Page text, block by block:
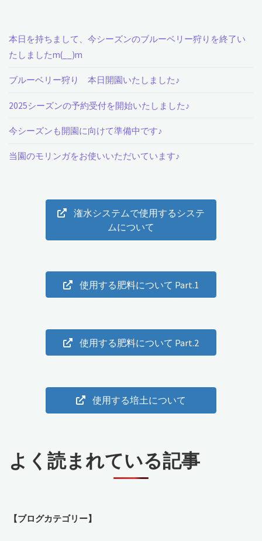
い
ル
ー
リ
が
"
本日を持ちまして、今シーズンのブルーベリー狩りを終了い
たしましたm(__)m
ブルーベリー狩り 本日開園いたしました♪
2025シーズンの予約受付を開始いたしました♪
今シーズンも開園に向けて準備中です♪
当園のモリンガをお使いいただいています♪
潅水システムで使用するシステ
ムについて
使用する肥料について Part.1
使用する肥料について Part.2
使用する培土について
よく読まれている記事
【ブログカテゴリー】